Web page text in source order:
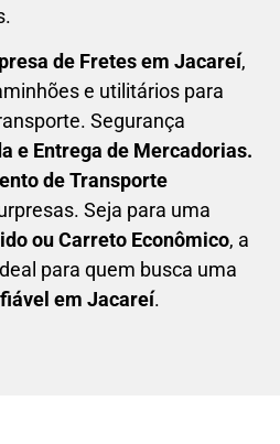
de Fretes em Jacareí,
e utilitários para
Segurança
e Entrega de Mercadorias.
de Transporte
Seja para uma
ou Carreto Econômico, a
para quem busca uma
em Jacareí.